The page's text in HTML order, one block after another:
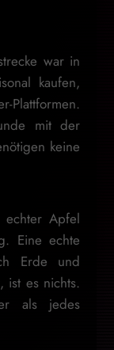
war in
kaufen,
Plattformen.
mit der
keine
Apfel
Eine echte
Erde und
ist es nichts.
als jedes